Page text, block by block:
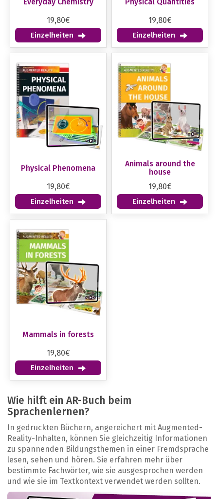
19,80€
Einzelheiten
19,80€
Einzelheiten
Physical Phenomena
19,80€
Einzelheiten
Animals around the
house
19,80€
Einzelheiten
Mammals in forests
19,80€
Einzelheiten
Wie hilft ein AR-Buch beim
Sprachenlernen?
In gedruckten Büchern, angereichert mit Augmented-
Reality-Inhalten, können Sie gleichzeitig Informationen
zu spannenden Bildungsthemen in einer Fremdsprache
lesen, sehen und hören. Sie erfahren mehr über
bestimmte Fachwörter, wie sie ausgesprochen werden
und wie sie im Textkontext verwendet werden sollten.